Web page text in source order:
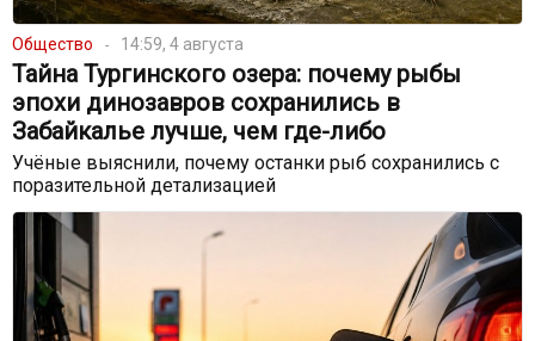
Общество 14:59, 4 августа
Тайна Тургинского озера: почему рыбы
эпохи динозавров сохранились в
Забайкалье лучше, чем где-либо
Учёные выяснили, почему останки рыб сохранились с
поразительной детализацией